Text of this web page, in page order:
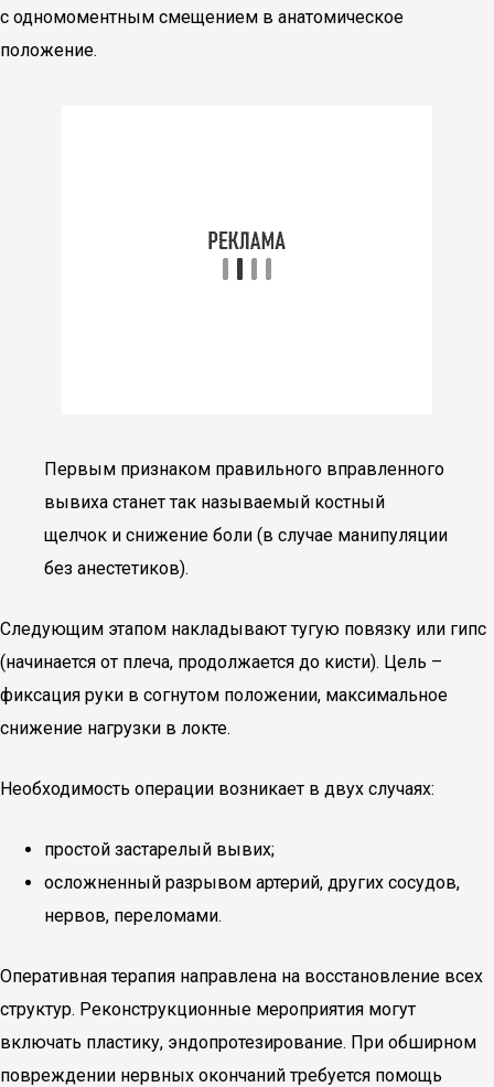
с одномоментным смещением в анатомическое
положение.
Первым признаком правильного вправленного
вывиха станет так называемый костный
щелчок и снижение боли (в случае манипуляции
без анестетиков).
Следующим этапом накладывают тугую повязку или гипс
(начинается от плеча, продолжается до кисти). Цель –
фиксация руки в согнутом положении, максимальное
снижение нагрузки в локте.
Необходимость операции возникает в двух случаях:
простой застарелый вывих;
осложненный разрывом артерий, других сосудов,
нервов, переломами.
Оперативная терапия направлена на восстановление всех
структур. Реконструкционные мероприятия могут
включать пластику, эндопротезирование. При обширном
повреждении нервных окончаний требуется помощь